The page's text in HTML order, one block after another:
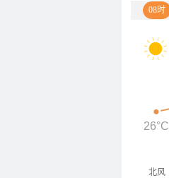
08时
北风
26°C